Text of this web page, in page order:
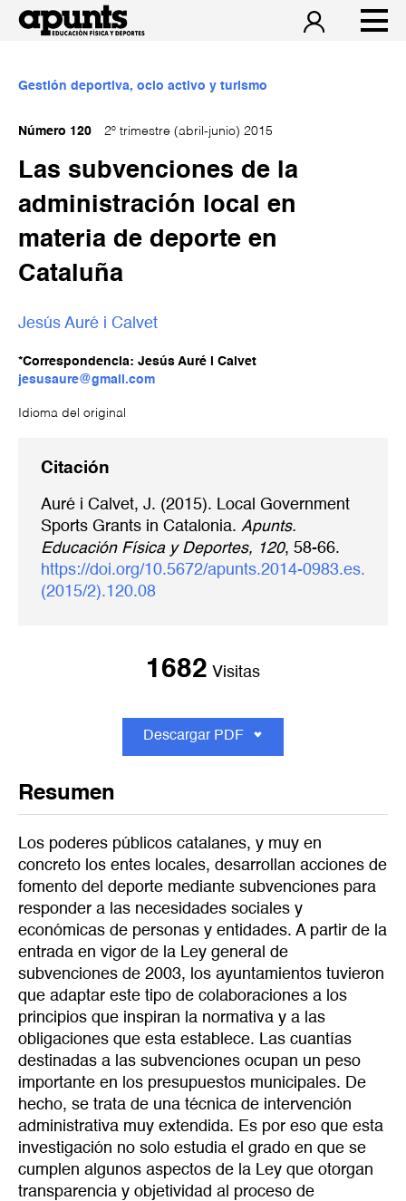
Gestión deportiva, ocio activo y turismo
Número 120 2º trimestre (abril-junio) 2015
Las subvenciones de la
administración local en
materia de deporte en
Cataluña
Jesús Auré i Calvet
*Correspondencia: Jesús Auré i Calvet
jesusaure@gmail.com
Idioma del original
Citación
Auré i Calvet, J. (2015). Local Government
Sports Grants in Catalonia. Apunts.
Educación Física y Deportes, 120, 58-66.
https://doi.org/10.5672/apunts.2014-0983.es.
(2015/2).120.08
1682 Visitas
Descargar PDF
Resumen
Los poderes públicos catalanes, y muy en
concreto los entes locales, desarrollan acciones de
fomento del deporte mediante subvenciones para
responder a las necesidades sociales y
económicas de personas y entidades. A partir de la
entrada en vigor de la Ley general de
subvenciones de 2003, los ayuntamientos tuvieron
que adaptar este tipo de colaboraciones a los
principios que inspiran la normativa y a las
obligaciones que esta establece. Las cuantías
destinadas a las subvenciones ocupan un peso
importante en los presupuestos municipales. De
hecho, se trata de una técnica de intervención
administrativa muy extendida. Es por eso que esta
investigación no solo estudia el grado en que se
cumplen algunos aspectos de la Ley que otorgan
transparencia y objetividad al proceso de